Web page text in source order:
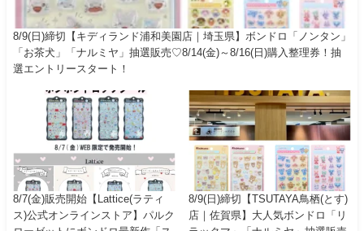
8/9(日)締切【キディランド浦和美園店｜埼玉県】ボンドロ「ノンタン」
「お茶犬」「ナルミヤ」抽選販売♡8/14(金)～8/16(日)購入整理券！抽
選エントリースタート！
8/7(金)販売開始【Lattice(ラティ
ス)公式オンラインストア】パルク
8/9(日)締切【TSUTAYA鳥栖(とす)
店｜佐賀県】大人気ボンドロ「リ